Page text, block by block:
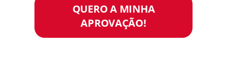
QUERO A MINHA
APROVAÇÃO!